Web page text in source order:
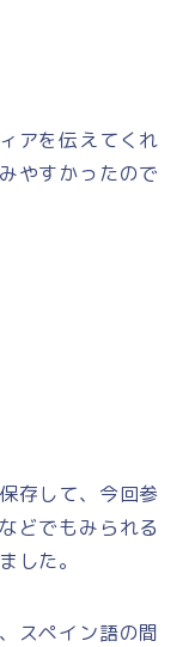
アを伝えてくれ
やすかったので
存して、今回参
どでもみられる
した。
スペイン語の間